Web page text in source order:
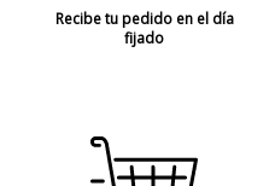
Recibe tu pedido en el día
fijado